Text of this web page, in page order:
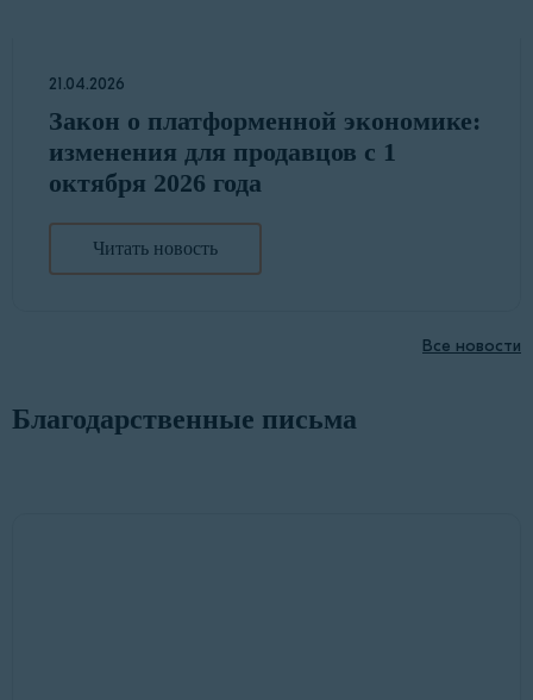
21.04.2026
Закон о платформенной экономике:
изменения для продавцов с 1
октября 2026 года
Читать новость
Все новости
Благодарственные письма